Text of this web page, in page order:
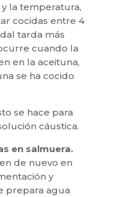
la temperatura,
cocidas entre 4
tarda más
cuando la
en la aceituna,
se ha cocido
se hace para
cáustica.
en salmuera.
de nuevo en
y
prepara agua